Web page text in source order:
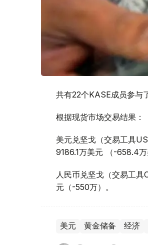
共有22个KASE成员参与
根据现货市场交易结果：
美元兑坚戈（交易工具
9186.1万美元 （-658.4
人民币兑坚戈（交易工
元（-550万）。
美元 黄金储备 经济